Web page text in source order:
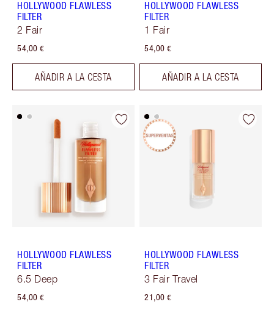
HOLLYWOOD FLAWLESS
FILTER
2 Fair
54,00 €
AÑADIR A LA CESTA
HOLLYWOOD FLAWLESS
FILTER
1 Fair
54,00 €
AÑADIR A LA CESTA
HOLLYWOOD FLAWLESS
FILTER
6.5 Deep
54,00 €
HOLLYWOOD FLAWLESS
FILTER
3 Fair Travel
21,00 €